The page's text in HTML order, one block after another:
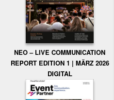
NEO – LIVE COMMUNICATION
REPORT EDITION 1 | MÄRZ 2026
DIGITAL